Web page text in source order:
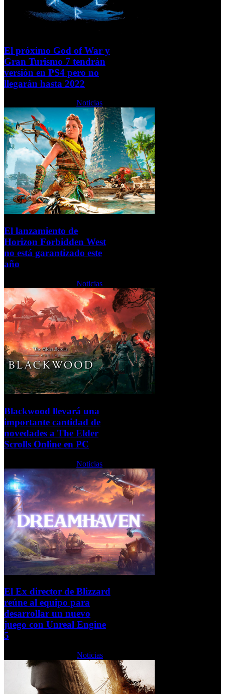
El próximo God of War y
Gran Turismo 7 tendrán
versión en PS4 pero no
llegarán hasta 2022
Noticias
El lanzamiento de
Horizon Forbidden West
no está garantizado este
año
Noticias
Blackwood llevará una
importante cantidad de
novedades a The Elder
Scrolls Online en PC
Noticias
El Ex director de Blizzard
reúne al equipo para
desarrollar un nuevo
juego con Unreal Engine
5
Noticias